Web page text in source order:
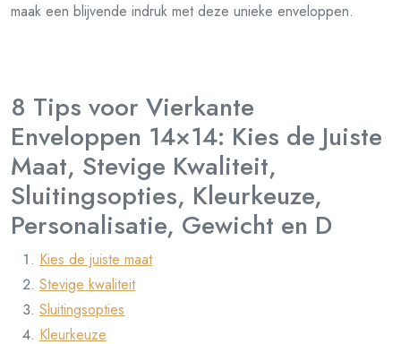
maak een blijvende indruk met deze unieke enveloppen.
8 Tips voor Vierkante
Enveloppen 14×14: Kies de Juiste
Maat, Stevige Kwaliteit,
Sluitingsopties, Kleurkeuze,
Personalisatie, Gewicht en D
Kies de juiste maat
Stevige kwaliteit
Sluitingsopties
Kleurkeuze